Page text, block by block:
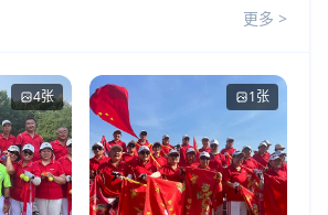
更多 >
4张 1张